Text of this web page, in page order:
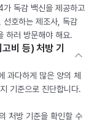
독감 백신을 제공하고
선호하는 제조사, 독감
하러 방문해야 해요.
비 등) 처방 기
과다하게 많은 양의 체
기준으로 진단합니다.
처방 기준을 확인할 수